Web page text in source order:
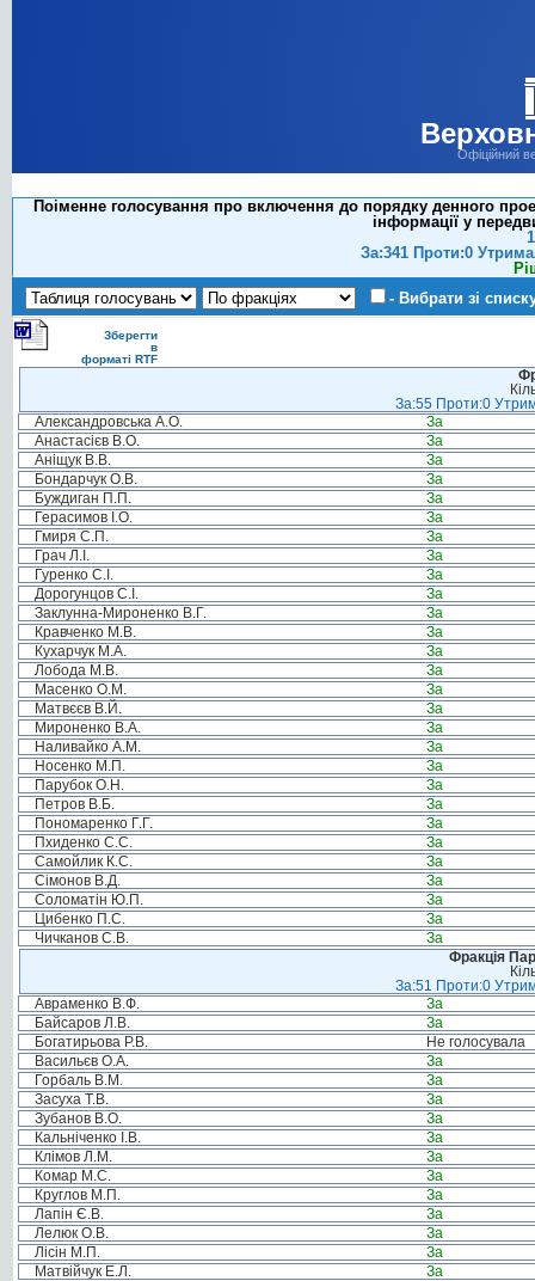
Офіційний
Поіменне голосування про включення до порядку денного
інформації у
За:341 Проти:0
- Вибрати зі
Зберегти
в
форматі RTF
За:55 Проти:0
Александровська А.О.
За
Анастасієв В.О.
За
Аніщук В.В.
За
Бондарчук О.В.
За
Буждиган П.П.
За
Герасимов І.О.
За
Гмиря С.П.
За
Грач Л.І.
За
Гуренко С.І.
За
Дорогунцов С.І.
За
Заклунна-Мироненко В.Г.
За
Кравченко М.В.
За
Кухарчук М.А.
За
Лобода М.В.
За
Масенко О.М.
За
Матвєєв В.Й.
За
Мироненко В.А.
За
Наливайко А.М.
За
Носенко М.П.
За
Парубок О.Н.
За
Петров В.Б.
За
Пономаренко Г.Г.
За
Пхиденко С.С.
За
Самойлик К.С.
За
Сімонов В.Д.
За
Соломатін Ю.П.
За
Цибенко П.С.
За
Чичканов С.В.
За
Фракція
За:51 Проти:0
Авраменко В.Ф.
За
Байсаров Л.В.
За
Богатирьова Р.В.
Не голосувала
Васильєв О.А.
За
Горбаль В.М.
За
Засуха Т.В.
За
Зубанов В.О.
За
Кальніченко І.В.
За
Клімов Л.М.
За
Комар М.С.
За
Круглов М.П.
За
Лапін Є.В.
За
Лелюк О.В.
За
Лісін М.П.
За
Матвійчук Е.Л.
За